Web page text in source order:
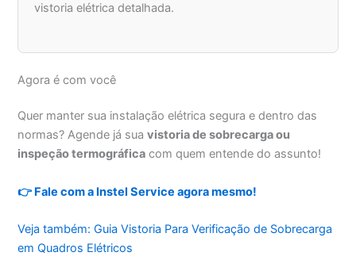
vistoria elétrica detalhada.
Agora é com você
Quer manter sua instalação elétrica segura e dentro das
normas? Agende já suavistoria de sobrecarga ou
inspeção termográfica com quem entende do assunto!
👉 Fale com a Instel Service agora mesmo!
Veja também: Guia Vistoria Para Verificação de Sobrecarga
em Quadros Elétricos